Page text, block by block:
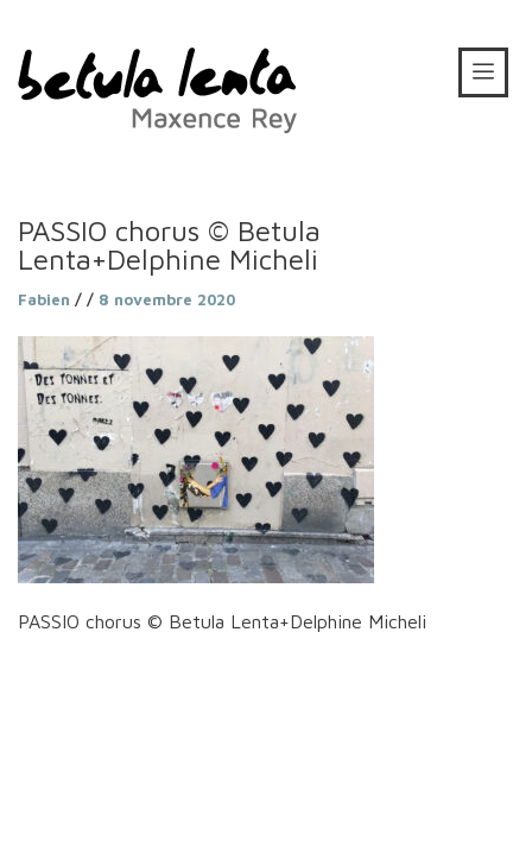
PASSIO chorus © Betula
Lenta+Delphine Micheli
Fabien / / 8 novembre 2020
PASSIO chorus © Betula Lenta+Delphine Micheli